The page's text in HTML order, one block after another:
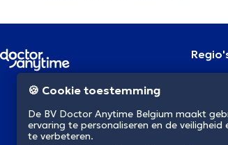
NL
Charleroi
Luik
🍪 Cookie toestemming
De BV Doctor Anytime Belgium maakt
ervaring te personaliseren en de
te verbeteren.